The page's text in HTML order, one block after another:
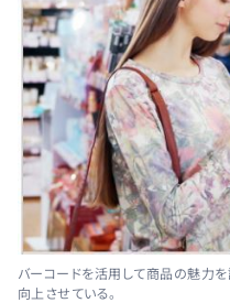
バーコードを活用して商品の魅力
向上させている。